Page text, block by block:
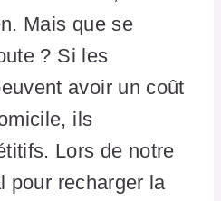
Mais que se
? Si les
avoir un coût
ils
Lors de notre
pour recharger la